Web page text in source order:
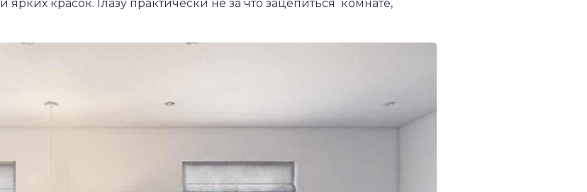
красок. Глазу практически не за что зацепиться комнате,